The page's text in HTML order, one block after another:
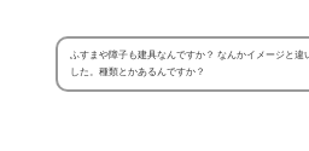
ふすまや障子も建具なんですか？ なんかイメージと違
した。種類とかあるんですか？